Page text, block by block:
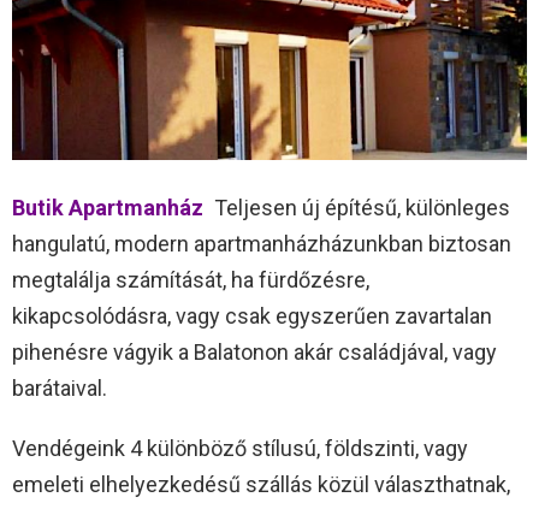
Butik Apartmanház Teljesen új építésű, különleges
hangulatú, modern apartmanházházunkban biztosan
megtalálja számítását, ha fürdőzésre,
kikapcsolódásra, vagy csak egyszerűen zavartalan
pihenésre vágyik a Balatonon akár családjával, vagy
barátaival.
Vendégeink 4 különböző stílusú, földszinti, vagy
emeleti elhelyezkedésű szállás közül választhatnak,